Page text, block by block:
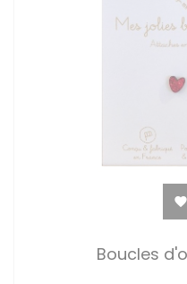

Boucles